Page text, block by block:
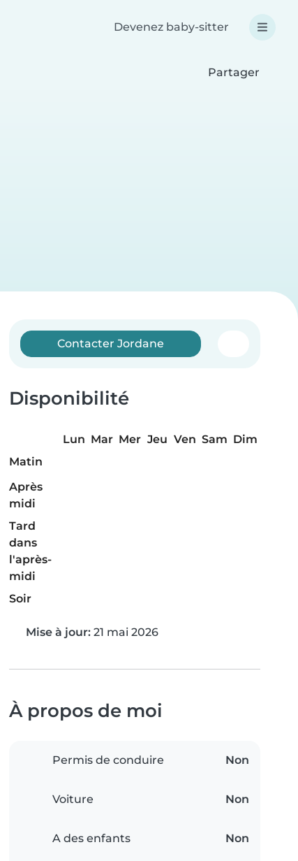
Devenez baby-sitter
Partager
Contacter Jordane
Disponibilité
Lun Mar Mer Jeu Ven Sam Dim
Matin
Après
midi
Tard
dans
l'après-
midi
Soir
Mise à jour: 21 mai 2026
À propos de moi
Permis de conduire Non
Voiture Non
A des enfants Non